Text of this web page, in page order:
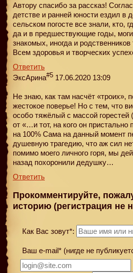
Автору спасибо за рассказ!
детстве и ранней юности ездил в
сельском погосте все знали, кто,
да и в предшествующие годы,
знакомых, иногда и родственников
Всем здоровья и творческих
Ответить
ЭксАрина#5 17.06.2020 13:09
Не знаю, как там насчёт «троих»,
жестокое поверье! Но с тем, что
особо тяжёлый с массой горестей
от «…и тот, на кого он пристально
на 100% Сама на данный момент
душевную трагедию, что аж сил
помимо моего личного горя, мы
назад похоронили дедушку…
Ответить
Прокомментируйте,
историю (регистрация не
Как Вас зовут*:
Ваш e-mail* (нигде не